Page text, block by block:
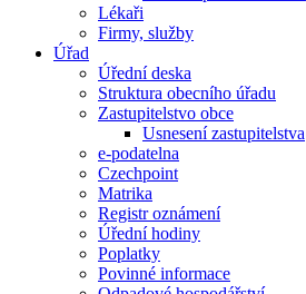
Lékaři
Firmy, služby
Úřad
Úřední deska
Struktura obecního úřadu
Zastupitelstvo obce
Usnesení zastupitelstva
e-podatelna
Czechpoint
Matrika
Registr oznámení
Úřední hodiny
Poplatky
Povinné informace